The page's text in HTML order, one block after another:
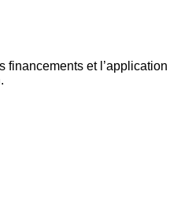
financements et l’application